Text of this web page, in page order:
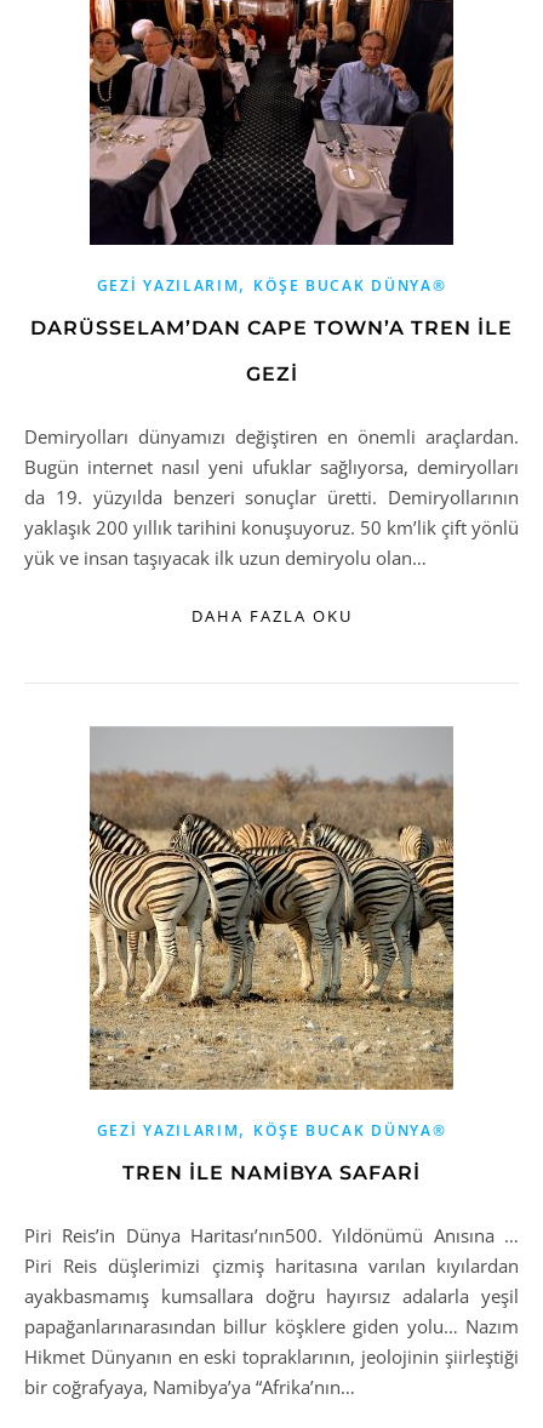
GEZI YAZILARIM, KÖŞE BUCAK DÜNYA®
DARÜSSELAM’DAN CAPE TOWN’A TREN İLE
GEZİ
Demiryolları dünyamızı değiştiren en önemli araçlardan.
Bugün internet nasıl yeni ufuklar sağlıyorsa, demiryolları
da 19. yüzyılda benzeri sonuçlar üretti. Demiryollarının
yaklaşık 200 yıllık tarihini konuşuyoruz. 50 km’lik çift yönlü
yük ve insan taşıyacak ilk uzun demiryolu olan…
DAHA FAZLA OKU
GEZI YAZILARIM, KÖŞE BUCAK DÜNYA®
TREN İLE NAMİBYA SAFARİ
Piri Reis’in Dünya Haritası’nın500. Yıldönümü Anısına …
Piri Reis düşlerimizi çizmiş haritasına varılan kıyılardan
ayakbasmamış kumsallara doğru hayırsız adalarla yeşil
papağanlarınarasından billur köşklere giden yolu… Nazım
Hikmet Dünyanın en eski topraklarının, jeolojinin şiirleştiği
bir coğrafyaya, Namibya’ya “Afrika’nın…